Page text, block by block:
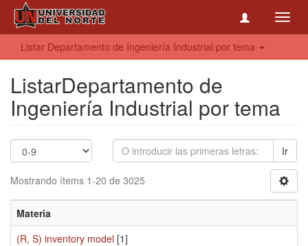
Listar Departamento de Ingeniería Industrial por tema
ListarDepartamento de
Ingeniería Industrial por tema
Ir
Mostrando ítems 1-20 de 3025
Materia
(R, S) inventory model [1]